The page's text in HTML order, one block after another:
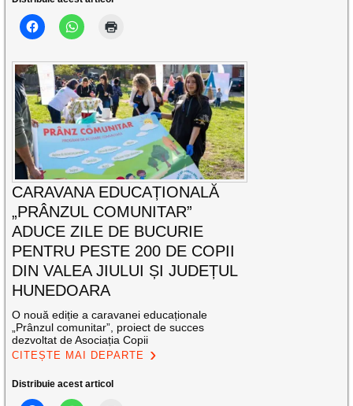
CARAVANA EDUCAȚIONALĂ
„PRÂNZUL COMUNITAR”
ADUCE ZILE DE BUCURIE
PENTRU PESTE 200 DE COPII
DIN VALEA JIULUI ȘI JUDEȚUL
HUNEDOARA
O nouă ediție a caravanei educaționale
„Prânzul comunitar”, proiect de succes
dezvoltat de Asociația Copii
CITEȘTE MAI DEPARTE
Distribuie acest articol